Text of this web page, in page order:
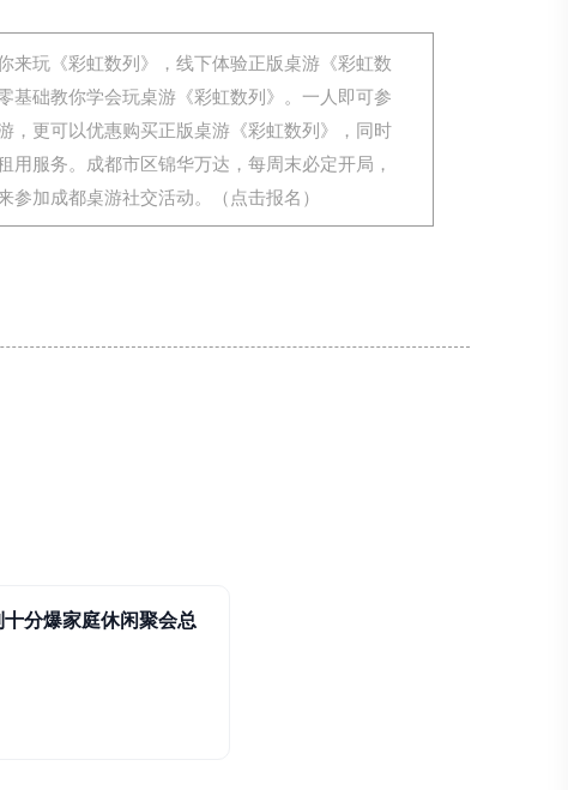
来玩《彩虹数列》，线下体验正版桌游《彩虹数
基础教你学会玩桌游《彩虹数列》。一人即可参
，更可以优惠购买正版桌游《彩虹数列》，同时
用服务。成都市区锦华万达，每周末必定开局，
参加成都桌游社交活动。（点击报名）
十分爆家庭休闲聚会总